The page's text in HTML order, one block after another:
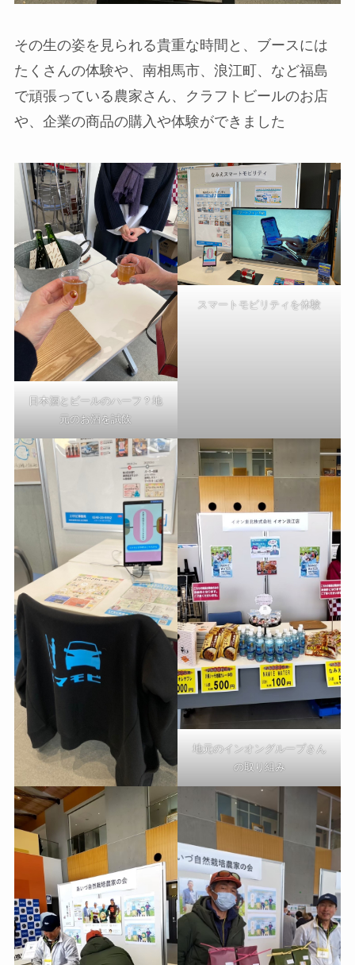
その生の姿を見られる貴重な時間と、ブースには
たくさんの体験や、南相馬市、浪江町、など福島
で頑張っている農家さん、クラフトビールのお店
や、企業の商品の購入や体験ができました
日本酒とビールのハーフ？地
元のお酒を試飲
スマートモビリティを体験
地元のインオングループさん
の取り組み